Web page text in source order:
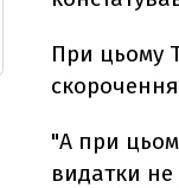
При цьому
"А при
видатки не